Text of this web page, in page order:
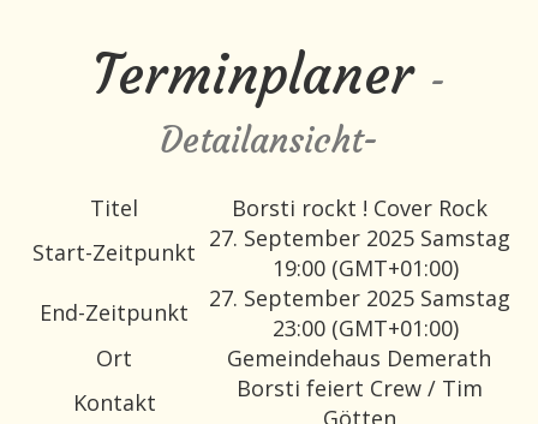
Terminplaner -
Detailansicht-
Titel
Borsti rockt ! Cover Rock
Start-Zeitpunkt 27. September 2025 Samstag
19:00 (GMT+01:00)
End-Zeitpunkt
27. September 2025 Samstag
23:00 (GMT+01:00)
Ort
Gemeindehaus Demerath
Kontakt
Borsti feiert Crew / Tim
Götten